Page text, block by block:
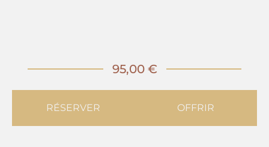
RÉSERVER OFFRIR
95,00 €